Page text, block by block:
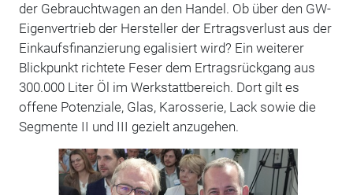
der Gebrauchtwagen an den Handel. Ob über den GW-
Eigenvertrieb der Hersteller der Ertragsverlust aus der
Einkaufsfinanzierung egalisiert wird? Ein weiterer
Blickpunkt richtete Feser dem Ertragsrückgang aus
300.000 Liter Öl im Werkstattbereich. Dort gilt es
offene Potenziale, Glas, Karosserie, Lack sowie die
Segmente II und III gezielt anzugehen.